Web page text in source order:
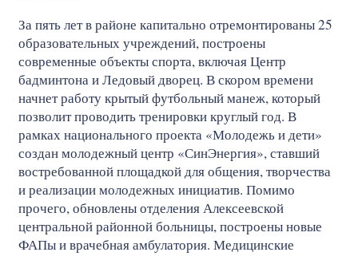
За пять лет в районе капитально отремонтированы 25
образовательных учреждений, построены
современные объекты спорта, включая Центр
бадминтона и Ледовый дворец. В скором времени
начнет работу крытый футбольный манеж, который
позволит проводить тренировки круглый год. В
рамках национального проекта «Молодежь и дети»
создан молодежный центр «СинЭнергия», ставший
востребованной площадкой для общения, творчества
и реализации молодежных инициатив. Помимо
прочего, обновлены отделения Алексеевской
центральной районной больницы, построены новые
ФАПы и врачебная амбулатория. Медицинские